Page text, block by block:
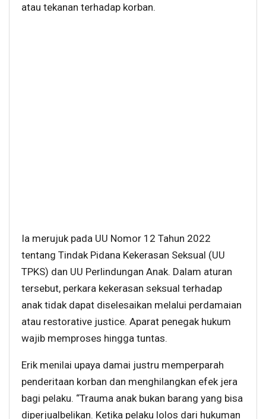
atau tekanan terhadap korban.
Ia merujuk pada UU Nomor 12 Tahun 2022
tentang Tindak Pidana Kekerasan Seksual (UU
TPKS) dan UU Perlindungan Anak. Dalam aturan
tersebut, perkara kekerasan seksual terhadap
anak tidak dapat diselesaikan melalui perdamaian
atau restorative justice. Aparat penegak hukum
wajib memproses hingga tuntas.
Erik menilai upaya damai justru memperparah
penderitaan korban dan menghilangkan efek jera
bagi pelaku. “Trauma anak bukan barang yang bisa
diperjualbelikan. Ketika pelaku lolos dari hukuman